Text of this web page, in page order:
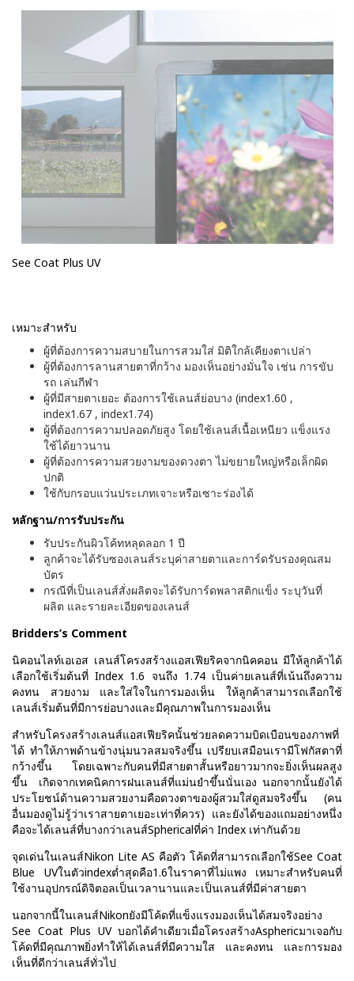
See Coat Plus UV
เหมาะสำหรับ
ผู้ที่ต้องการความสบายในการสวมใส่ มิติใกล้เคียงตาเปล่า
ผู้ที่ต้องการลานสายตาที่กว้าง มองเห็นอย่างมั่นใจ เช่น การขับ
รถ เล่นกีฬา
ผู้ที่มีสายตาเยอะ ต้องการใช้เลนส์ย่อบาง (index1.60 ,
index1.67 , index1.74)
ผู้ที่ต้องการความปลอดภัยสูง โดยใช้เลนส์เนื้อเหนียว แข็งแรง
ใช้ได้ยาวนาน
ผู้ที่ต้องการความสวยงามของดวงตา ไม่ขยายใหญ่หรือเล็กผิด
ปกติ
ใช้กับกรอบแว่นประเภทเจาะหรือเซาะร่องได้
หลักฐาน/การรับประกัน
รับประกันผิวโค้ทหลุดลอก 1 ปี
ลูกค้าจะได้รับซองเลนส์ระบุค่าสายตาและการ์ดรับรองคุณสม
บัตร
กรณีที่เป็นเลนส์สั่งผลิตจะได้รับการ์ดพลาสติกแข็ง ระบุวันที่
ผลิต และรายละเอียดของเลนส์
Bridders’s Comment
นิคอนไลท์เอเอส เลนส์โครงสร้างแอสเฟียริคจากนิคคอน มีให้ลูกค้าได้
เลือกใช้เริ่มต้นที่ Index 1.6 จนถึง 1.74 เป็นค่ายเลนส์ที่เน้นถึงความ
คงทน สวยงาม และใส่ใจในการมองเห็น ให้ลูกค้าสามารถเลือกใช้
เลนส์เริ่มต้นที่มีการย่อบางและมีคุณภาพในการมองเห็น
สำหรับโครงสร้างเลนส์แอสเฟียริคนั้นช่วยลดความบิดเบือนของภาพที่
ได้ ทำให้ภาพด้านข้างนุ่มนวลสมจริงขึ้น เปรียบเสมือนเรามีโฟกัสตาที่
กว้างขึ้น โดยเฉพาะกับคนที่มีสายตาสั้นหรือยาวมากจะยิ่งเห็นผลสูง
ขึ้น เกิดจากเทคนิคการฝนเลนส์ที่แม่นยำขึ้นนั่นเอง นอกจากนั้นยังได้
ประโยชน์ด้านความสวยงามคือดวงตาของผู้สวมใส่ดูสมจริงขึ้น (คน
อื่นมองดูไม่รู้ว่าเราสายตาเยอะเท่าที่ควร) และยังได้ของแถมอย่างหนึ่ง
คือจะได้เลนส์ที่บางกว่าเลนส์Sphericalที่ค่า Index เท่ากันด้วย
จุดเด่นในเลนส์Nikon Lite AS คือตัว โค้ดที่สามารถเลือกใช้See Coat
Blue UVในตัวindexต่ำสุดคือ1.6ในราคาที่ไม่แพง เหมาะสำหรับคนที่
ใช้งานอุปกรณ์ดิจิตอลเป็นเวลานานและเป็นเลนส์ที่มีค่าสายตา
นอกจากนี้ในเลนส์Nikonยังมีโค้ดที่แข็งแรงมองเห็นได้สมจริงอย่าง
See Coat Plus UV บอกได้คำเดียวเมื่อโครงสร้างAsphericมาเจอกับ
โค้ดที่มีคุณภาพยิ่งทำให้ได้เลนส์ที่มีความใส และคงทน และการมอง
เห็นที่ดีกว่าเลนส์ทั่วไป